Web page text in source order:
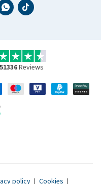
51336Reviews
policy | Cookies |